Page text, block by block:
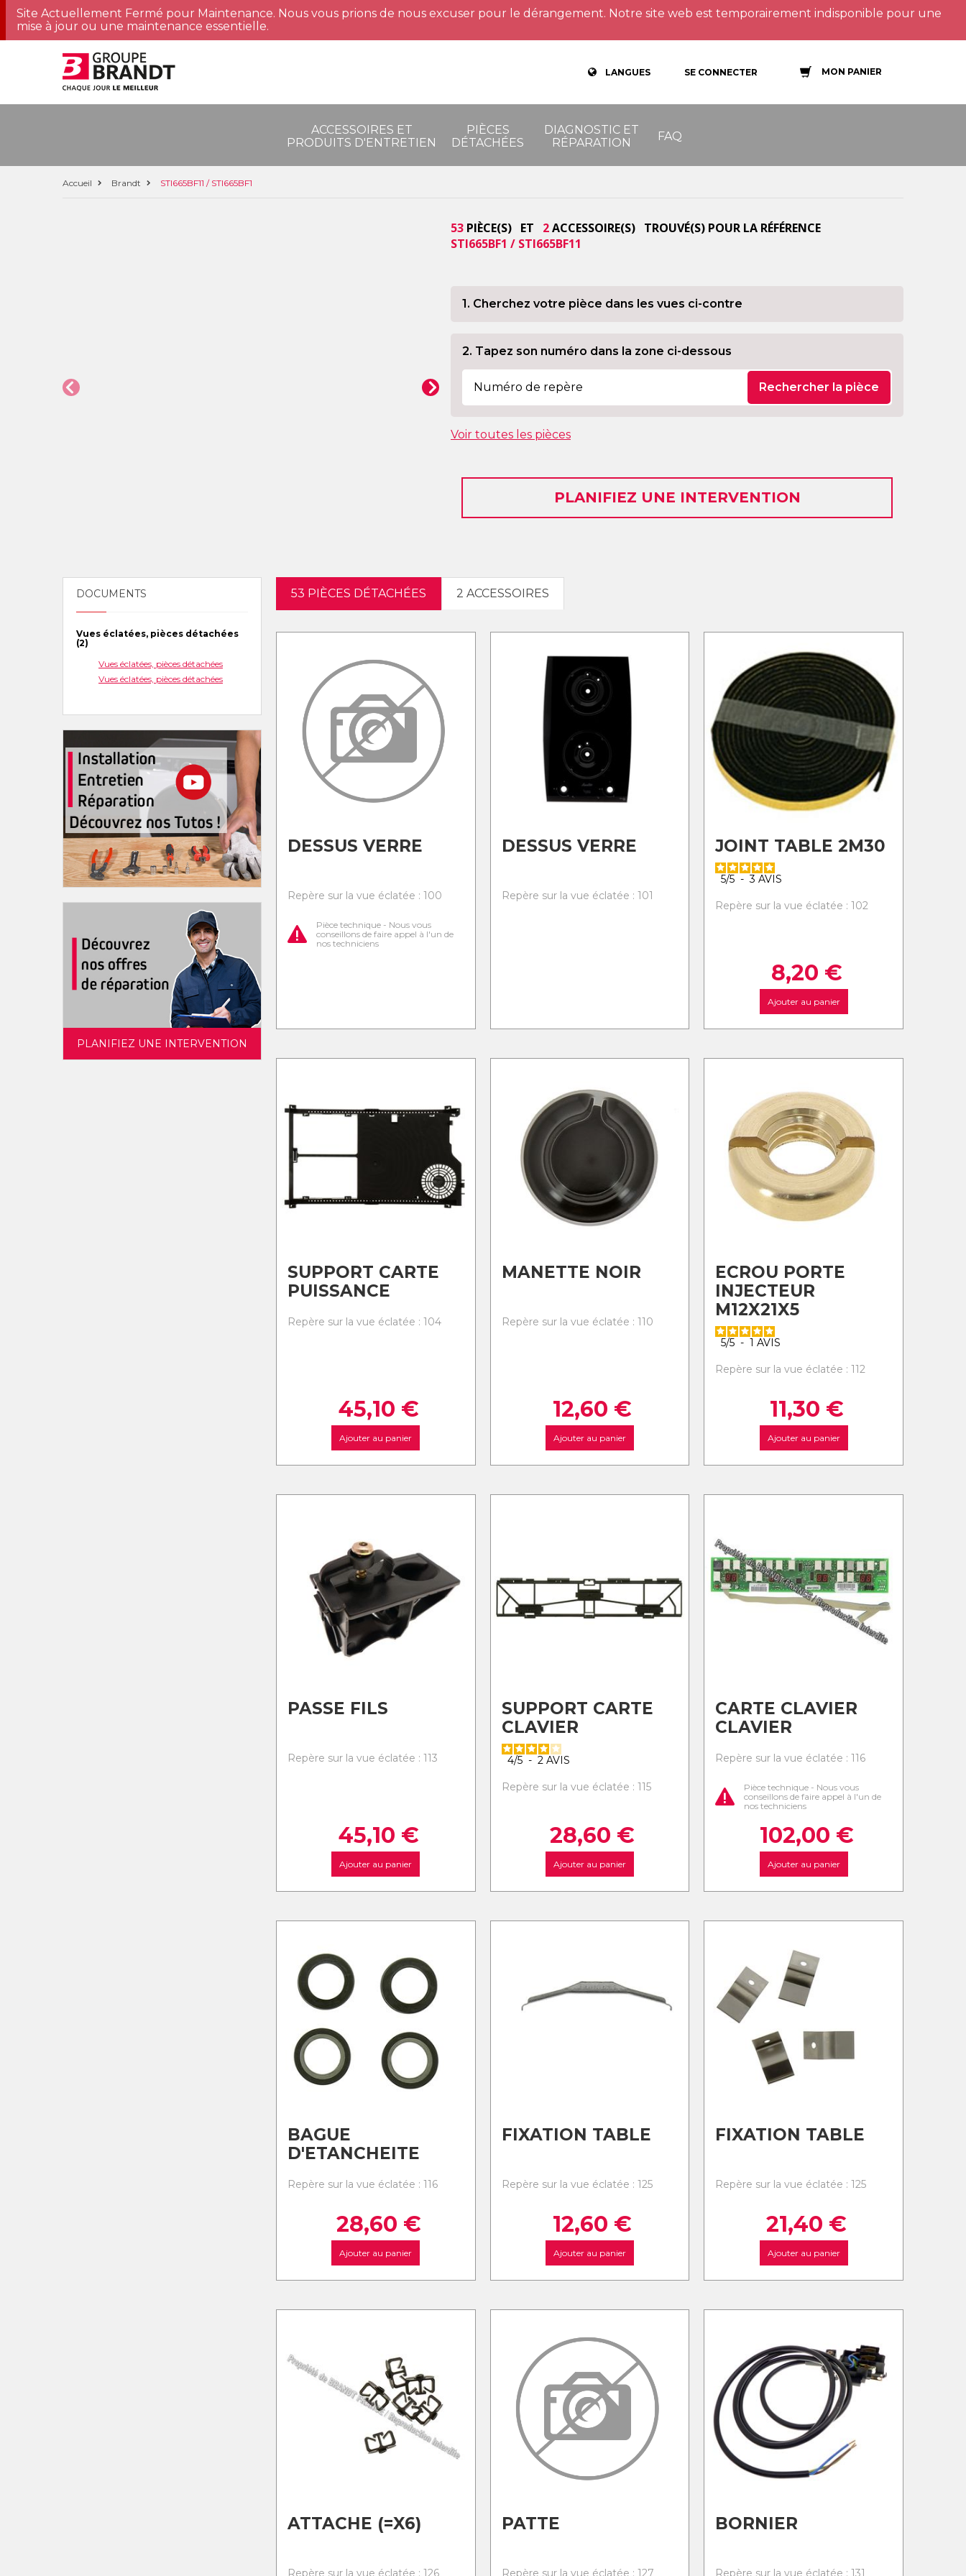
Site Actuellement Fermé pour Maintenance. Nous vous prions de nous excuser pour le dérangement. Notre site web est temporairement indisponible pour une
mise à jour ou une maintenance essentielle.
LANGUES SE CONNECTER MON PANIER
ACCESSOIRES ET
PRODUITS D'ENTRETIEN
PIÈCES
DÉTACHÉES
DIAGNOSTIC ET
RÉPARATION
FAQ
Accueil Brandt STI665BF11 / STI665BF1
53 PIÈCE(S) ET 2ACCESSOIRE(S) TROUVÉ(S) POUR LA RÉFÉRENCE
STI665BF1 / STI665BF11
1. Cherchez votre pièce dans les vues ci-contre
2. Tapez son numéro dans la zone ci-dessous
Rechercher la pièce
Voir toutes les pièces
PLANIFIEZ UNE INTERVENTION
DOCUMENTS
Vues éclatées, pièces détachées
(2)
Vues éclatées, pièces détachées
Vues éclatées, pièces détachées
PLANIFIEZ UNE INTERVENTION
53 PIÈCES DÉTACHÉES 2 ACCESSOIRES
DESSUS VERRE
Repère sur la vue éclatée : 100
Pièce technique - Nous vous
conseillons de faire appel à l'un de
nos techniciens
DESSUS VERRE
Repère sur la vue éclatée : 101
JOINT TABLE 2M30
5/5 - 3AVIS
Repère sur la vue éclatée : 102
8,20 €
Ajouter au panier
SUPPORT CARTE
PUISSANCE
Repère sur la vue éclatée : 104
45,10 €
Ajouter au panier
MANETTE NOIR
Repère sur la vue éclatée : 110
12,60 €
Ajouter au panier
ECROU PORTE
INJECTEUR
M12X21X5
5/5 - 1AVIS
Repère sur la vue éclatée : 112
11,30 €
Ajouter au panier
PASSE FILS
Repère sur la vue éclatée : 113
45,10 €
Ajouter au panier
SUPPORT CARTE
CLAVIER
4/5 - 2 AVIS
Repère sur la vue éclatée : 115
28,60 €
Ajouter au panier
CARTE CLAVIER
CLAVIER
Repère sur la vue éclatée : 116
Pièce technique - Nous vous
conseillons de faire appel à l'un de
nos techniciens
102,00 €
Ajouter au panier
BAGUE
D'ETANCHEITE
Repère sur la vue éclatée : 116
28,60 €
Ajouter au panier
FIXATION TABLE
Repère sur la vue éclatée : 125
12,60 €
Ajouter au panier
FIXATION TABLE
Repère sur la vue éclatée : 125
21,40 €
Ajouter au panier
ATTACHE (=X6)
Repère sur la vue éclatée : 126
PATTE
Repère sur la vue éclatée : 127
BORNIER
Repère sur la vue éclatée : 131